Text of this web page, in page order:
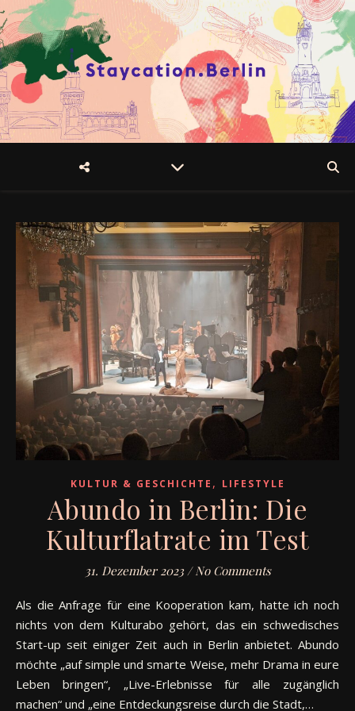
KULTUR & GESCHICHTE , LIFESTYLE
Abundo in Berlin: Die
Kulturflatrate im Test
31. Dezember 2023 / No Comments
Als die Anfrage für eine Kooperation kam, hatte ich noch
nichts von dem Kulturabo gehört, das ein schwedisches
Start-up seit einiger Zeit auch in Berlin anbietet. Abundo
möchte „auf simple und smarte Weise, mehr Drama in eure
Leben bringen“, „Live-Erlebnisse für alle zugänglich
machen“ und „eine Entdeckungsreise durch die Stadt,…